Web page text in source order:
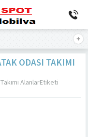
ODASI TAKIMI
AlanlarEtiketi